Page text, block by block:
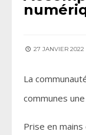
27 JANVIER 2022
La
communes
Prise en